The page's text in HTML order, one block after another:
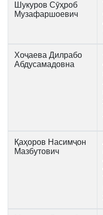
Шукуров Сӯҳроб
Музафаршоевич
Хоҷаева Дилрабо
Абдусамадовна
Қаҳоров Насимҷон
Мазбутович